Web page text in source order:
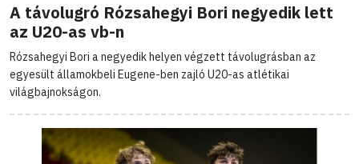
A távolugró Rózsahegyi Bori negyedik lett
az U20-as vb-n
Rózsahegyi Bori a negyedik helyen végzett távolugrásban az
egyesült államokbeli Eugene-ben zajló U20-as atlétikai
világbajnokságon.